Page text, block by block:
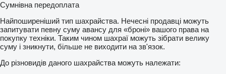
Сумнівна передоплата
Найпоширеніший тип шахрайства. Нечесні продавці можуть
запитувати певну суму авансу для «броні» вашого права на
покупку техніки. Таким чином шахраї можуть зібрати велику
суму і зникнути, більше не виходити на зв'язок.
До різновидів даного шахрайства можуть належати: